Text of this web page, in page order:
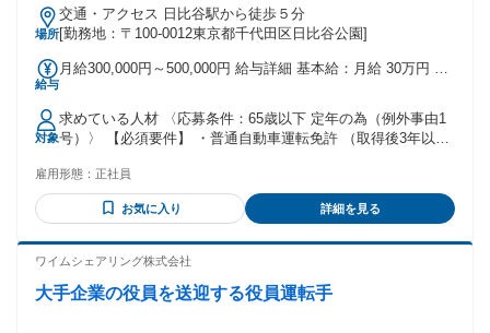
場所
交通・アクセス 日比谷駅から徒歩５分
[勤務地：〒100-0012東京都千代田区日比谷公園]
給与
月給300,000円～500,000円 給与詳細 基本給：月給 30万円 〜
れる通勤・皆勤・家族手当金額：なし 全員に一律で支払われ
るその他手当金額：なし ※営業所配属後は＜月給保証30万円
＞となります 期間：未経験者6ヶ月、経験者4ヶ月 【昇給】
年1回 【賞与】 年2回（7・12月）
対象
求めている人材 〈応募条件：65歳以下 定年の為（例外事由1
号）〉 【必須要件】 ・普通自動車運転免許 （取得後3年以
代・40代活躍中 ・ブランク歓迎・中高年活躍中 ・車の運転が
好きな方 ・通勤など普段から車の運転をする方 ※二種免許取
得費用は全額会社負担！ ★活躍社員の前職は様々 ・工場オペ
クシー、ハイヤー、役員運転手、 送迎などのドライバー経験
（定年のため））
雇用形態： 正社員
お気に入り 詳細を見る
ワイムシェアリング株式会社
大手企業の役員を送迎する役員運転手